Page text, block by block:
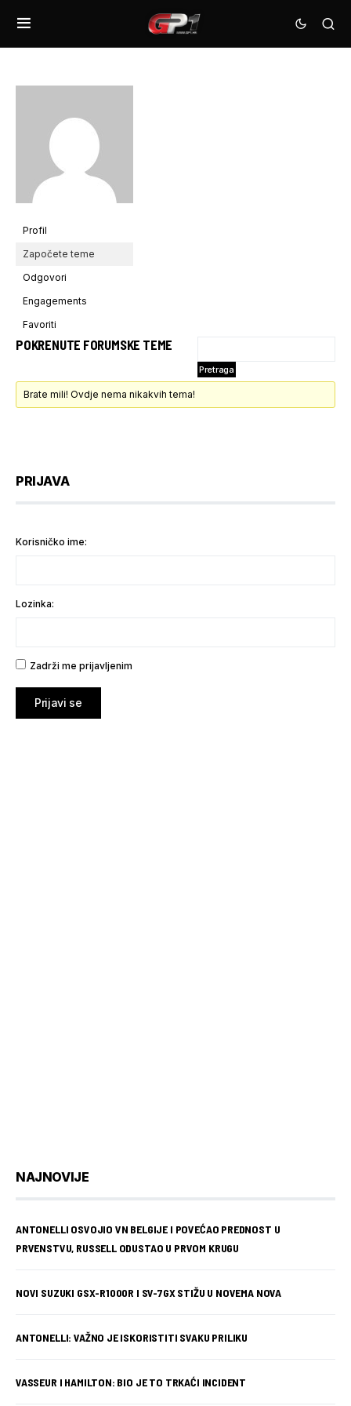
Profil
Započete teme
Odgovori
Engagements
Favoriti
POKRENUTE FORUMSKE TEME
Brate mili! Ovdje nema nikakvih tema!
PRIJAVA
Korisničko ime:
Lozinka:
Zadrži me prijavljenim
Prijavi se
NAJNOVIJE
ANTONELLI OSVOJIO VN BELGIJE I POVEĆAO PREDNOST U
PRVENSTVU, RUSSELL ODUSTAO U PRVOM KRUGU
NOVI SUZUKI GSX-R1000R I SV-7GX STIŽU U NOVEMA NOVA
ANTONELLI: VAŽNO JE ISKORISTITI SVAKU PRILIKU
VASSEUR I HAMILTON: BIO JE TO TRKAĆI INCIDENT